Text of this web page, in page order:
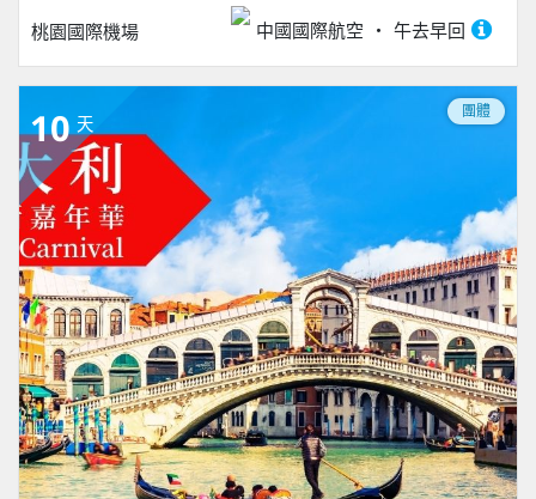
桃園國際機場 中國國際航空 午去早回
10 天
團體